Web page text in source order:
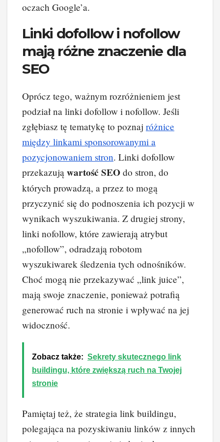
oczach Google’a.
Linki dofollow i nofollow
mają różne znaczenie dla
SEO
Oprócz tego, ważnym rozróżnieniem jest
podział na linki dofollow i nofollow. Jeśli
zgłębiasz tę tematykę to poznaj różnice
między linkami sponsorowanymi a
pozycjonowaniem stron. Linki dofollow
przekazują wartość SEO do stron, do
których prowadzą, a przez to mogą
przyczynić się do podnoszenia ich pozycji w
wynikach wyszukiwania. Z drugiej strony,
linki nofollow, które zawierają atrybut
„nofollow”, odradzają robotom
wyszukiwarek śledzenia tych odnośników.
Choć mogą nie przekazywać „link juice”,
mają swoje znaczenie, ponieważ potrafią
generować ruch na stronie i wpływać na jej
widoczność.
Zobacz także: Sekrety skutecznego link
buildingu, które zwiększą ruch na Twojej
stronie
Pamiętaj też, że strategia link buildingu,
polegająca na pozyskiwaniu linków z innych